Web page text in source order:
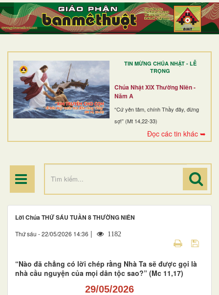
TIN MỪNG CHÚA NHẬT - LỄ
TRỌNG
Chúa Nhật XIX Thường Niên -
Năm A
“Cứ yên tâm, chính Thầy đây, đừng
sợ!” (Mt 14,22-33)
Đọc các tin khác ➥
TRANG NHẤT
GIỚI THIỆU
DÒNG TU
BAN MỤC VỤ
ĐOÀN THỂ CG
ĐIỂM HÀNH HƯƠNG
Lời Chúa THỨ SÁU TUẦN 8 THƯỜNG NIÊN
Thứ sáu - 22/05/2026 14:36 | 1182
“Nào đã chẳng có lời chép rằng Nhà Ta sẽ được gọi là
nhà cầu nguyện của mọi dân tộc sao?” (Mc 11,17)
29/05/2026